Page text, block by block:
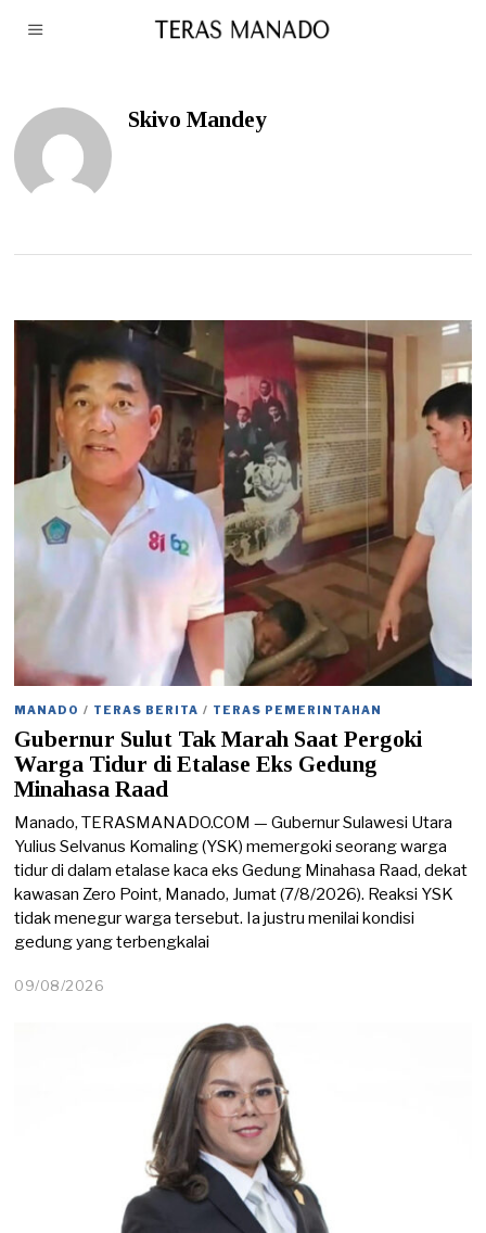
Skivo Mandey
MANADO / TERAS BERITA / TERAS PEMERINTAHAN
Gubernur Sulut Tak Marah Saat Pergoki
Warga Tidur di Etalase Eks Gedung
Minahasa Raad
Manado, TERASMANADO.COM — Gubernur Sulawesi Utara
Yulius Selvanus Komaling (YSK) memergoki seorang warga
tidur di dalam etalase kaca eks Gedung Minahasa Raad, dekat
kawasan Zero Point, Manado, Jumat (7/8/2026). Reaksi YSK
tidak menegur warga tersebut. Ia justru menilai kondisi
gedung yang terbengkalai
09/08/2026